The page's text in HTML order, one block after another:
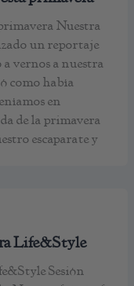
Nuestra
un reportaje
vernos a nuestra
como había
en
de la primavera
escaparate y
Life&Style
Sesión